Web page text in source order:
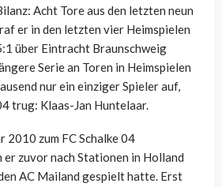
Acht Tore aus den letzten neun
er in den letzten vier Heimspielen
über Eintracht Braunschweig
Serie an Toren in Heimspielen
nur ein einziger Spieler auf,
trug: Klaas-Jan Huntelaar.
2010 zum FC Schalke 04
er zuvor nach Stationen in Holland
AC Mailand gespielt hatte. Erst